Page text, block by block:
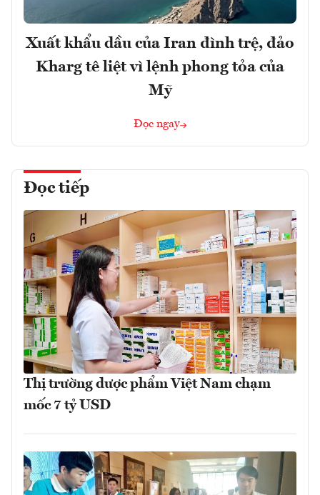
Xuất khẩu dầu của Iran đình trệ, đảo
Kharg tê liệt vì lệnh phong tỏa của
Mỹ
Đọc ngay
Đọc tiếp
Thị trường dược phẩm Việt Nam chạm
mốc 7 tỷ USD